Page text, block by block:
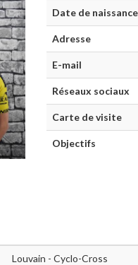
Date de naissance
Adresse
E-mail
Réseaux sociaux
Carte de visite
Objectifs
Louvain - Cyclo-Cross